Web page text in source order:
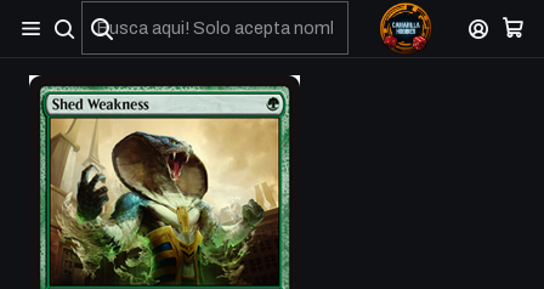
No olviden reportar sus depositos y transferencias por Whatsapp